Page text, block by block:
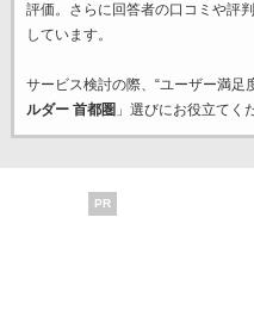
評価。さらに回答者の口コミや評
しています。
サービス検討の際、“ユーザー満足
ルダー 首都圏 」選びにお役立てく
PR